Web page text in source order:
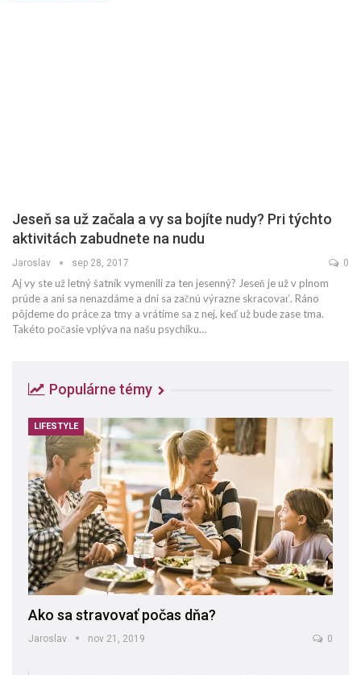
Jeseň sa už začala a vy sa bojíte nudy? Pri týchto
aktivitách zabudnete na nudu
Jaroslav sep 28, 2017 0
Aj vy ste už letný šatník vymenili za ten jesenný? Jeseň je už v plnom
prúde a ani sa nenazdáme a dni sa začnú výrazne skracovať. Ráno
pôjdeme do práce za tmy a vrátime sa z nej, keď už bude zase tma.
Takéto počasie vplýva na našu psychiku…
Populárne témy
LIFESTYLE
Ako sa stravovať počas dňa?
Jaroslav nov 21, 2019 0